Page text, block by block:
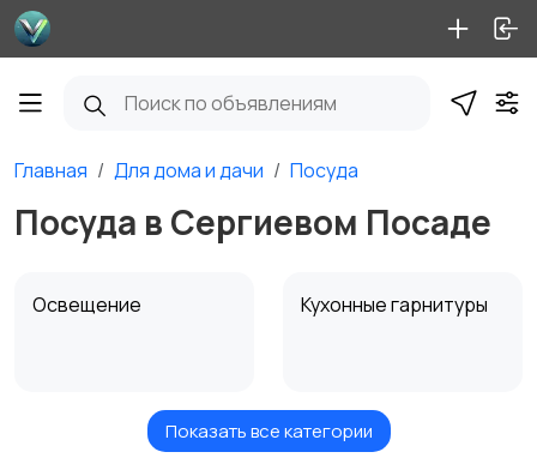
Главная Для дома и дачи Посуда
Посуда в Сергиевом Посаде
Освещение Кухонные гарнитуры
Кровати и матрасы Диваны и кресла
Показать все категории